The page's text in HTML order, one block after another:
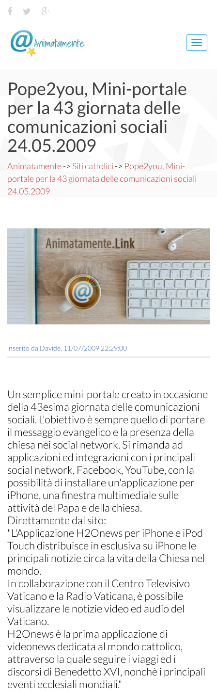
Pope2you, Mini-portale
per la 43 giornata delle
comunicazioni sociali
24.05.2009
Animatamente-> Siti cattolici -> Pope2you, Mini-
portale per la 43 giornata delle comunicazioni sociali
24.05.2009
inserito da Davide 11/07/2009 22:29:00
Un semplice mini-portale creato in occasione
della 43esima giornata delle comunicazioni
sociali. L'obiettivo è sempre quello di portare
il messaggio evangelico e la presenza della
chiesa nei social network. Si rimanda ad
applicazioni ed integrazioni con i principali
social network, Facebook, YouTube, con la
possibilità di installare un'applicazione per
iPhone, una finestra multimediale sulle
attività del Papa e della chiesa.
Direttamente dal sito:
"L'Applicazione H2Onews per iPhone e iPod
Touch distribuisce in esclusiva su iPhone le
principali notizie circa la vita della Chiesa nel
mondo.
In collaborazione con il Centro Televisivo
Vaticano e la Radio Vaticana, è possibile
visualizzare le notizie video ed audio del
Vaticano.
H2Onews è la prima applicazione di
videonews dedicata al mondo cattolico,
attraverso la quale seguire i viaggi ed i
discorsi di Benedetto XVI, nonchè i principali
eventi ecclesiali mondiali."